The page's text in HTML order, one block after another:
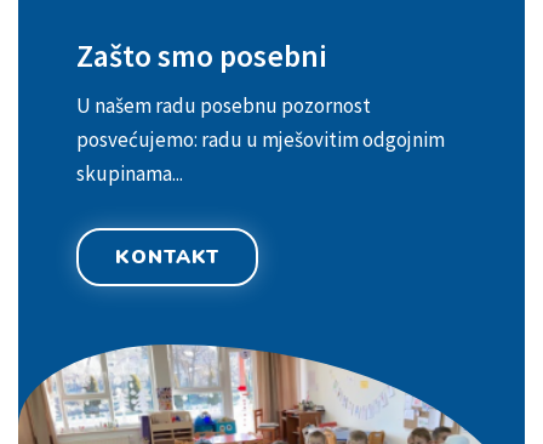
Zašto smo posebni
U našem radu posebnu pozornost
posvećujemo: radu u mješovitim odgojnim
skupinama...
KONTAKT